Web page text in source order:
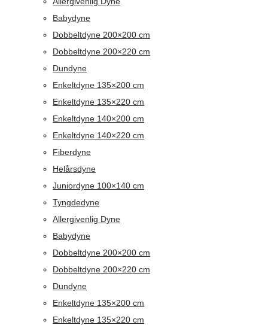
Babydyne
Dobbeltdyne 200×200 cm
Dobbeltdyne 200×220 cm
Dundyne
Enkeltdyne 135×200 cm
Enkeltdyne 135×220 cm
Enkeltdyne 140×200 cm
Enkeltdyne 140×220 cm
Fiberdyne
Helårsdyne
Juniordyne 100×140 cm
Tyngdedyne
Allergivenlig Dyne
Babydyne
Dobbeltdyne 200×200 cm
Dobbeltdyne 200×220 cm
Dundyne
Enkeltdyne 135×200 cm
Enkeltdyne 135×220 cm